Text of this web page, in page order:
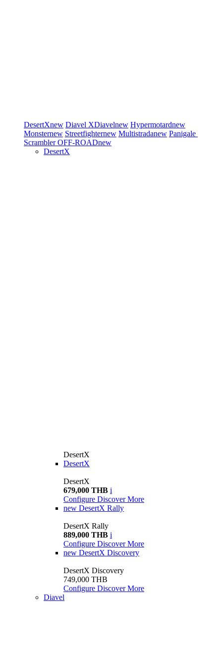
DesertXnew Diavel XDiavelnew Hypermotardnew
Monsternew Streetfighternew Multistradanew Panigale
ScramblerOFF-ROADnew
DesertX
DesertX
DesertX
DesertX
679,000 THB i
Configure Discover More
new DesertX Rally
DesertX Rally
889,000 THB i
Configure Discover More
new DesertX Discovery
DesertX Discovery
749,000 THB
Configure Discover More
Diavel